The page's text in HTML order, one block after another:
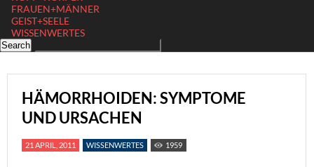
FRAUEN+MÄNNER
GEIST+SEELE
WISSENWERTES
HÄMORRHOIDEN: SYMPTOME
UND URSACHEN
21 APRIL, 2011 WISSENWERTES 1959